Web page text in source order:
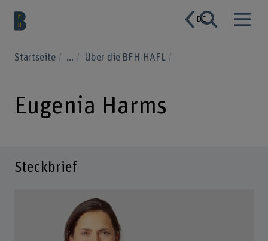
DE
Startseite ... Über die BFH-HAFL
Eugenia Harms
Steckbrief